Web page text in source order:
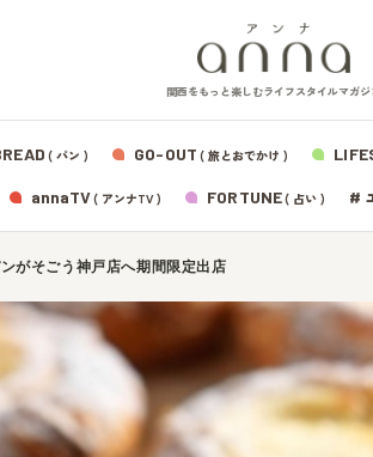
関西をもっと楽しむライフスタイルマガジ
( パン ) GO-OUT ( 旅とおでかけ )
annaTV( アンナTV ) FORTUNE( 占い ) #
がそごう神戸店へ期間限定出店